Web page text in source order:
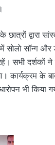
छात्रों द्वारा
सोलो सॉन्ग और
सभी दर्शकों ने
कार्यक्रम के
भी किया